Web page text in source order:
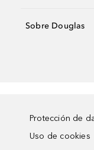
Sobre Douglas
Protección de
Uso de cookies